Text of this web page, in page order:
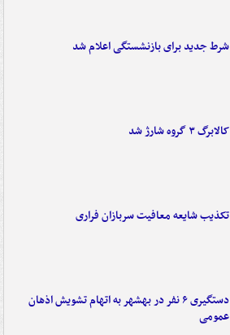
شرط جدید برای بازنشستگی اعلام شد
کالابرگ ۳ گروه شارژ شد
تکذیب شایعه معافیت سربازان فراری
دستگیری ۶ نفر در بهشهر به اتهام تشویش اذهان
عمومی